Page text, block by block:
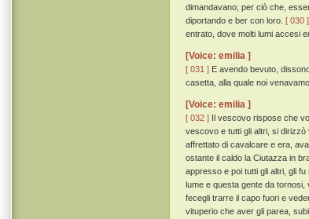
dimandavano; per ciò che,
diportando e ber con loro. [ 030 ]
entrato, dove molti lumi accesi
[Voice: emilia ]
[ 031 ] E avendo bevuto,
casetta, alla quale noi
[Voice: emilia ]
[ 032 ] Il vescovo rispose che
vescovo e tutti gli altri, si
affrettato di cavalcare e era,
ostante il caldo la Ciutazza in
appresso e poi tutti gli altri, gli
lume e questa gente da
fecegli trarre il capo fuori e
vituperio che aver gli parea,